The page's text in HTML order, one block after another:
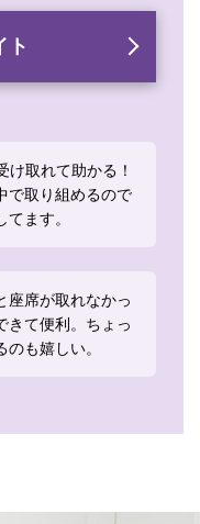
ト
け取れて助かる！
で取り組めるので
ます。
座席が取れなかっ
きて便利。ちょっ
も嬉しい。